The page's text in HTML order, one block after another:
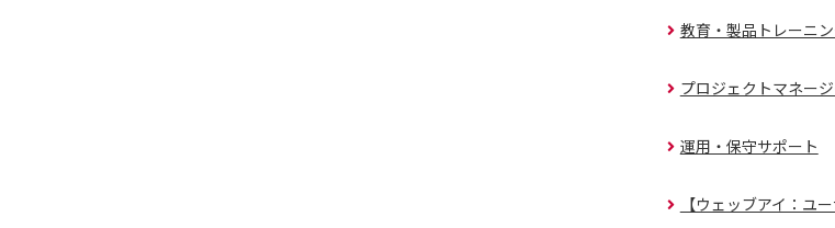
教育・製品トレーニ
プロジェクトマネー
運用・保守サポート
【ウェッブアイ：ユ